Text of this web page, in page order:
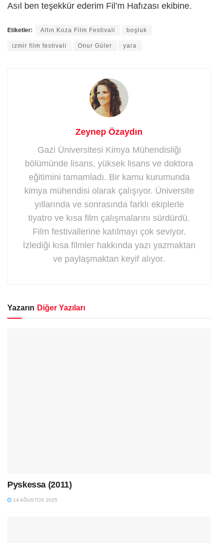
Asıl ben teşekkür ederim Fil’m Hafızası ekibine.
Etiketler: Altın Koza Film Festivali boşluk
izmir film festivali Onur Güler yara
Zeynep Özaydın
Gazi Üniversitesi Kimya Mühendisliği
bölümünde lisans, yüksek lisans ve doktora
eğitimini tamamladı. Bir kamu kurumunda
kimya mühendisi olarak çalışıyor. Üniversite
yıllarında ve sonrasında farklı ekiplerle
tiyatro ve kısa film çalışmalarını sürdürdü.
Film festivallerine katılmayı çok seviyor.
İzlediği kısa filmler hakkında yazı yazmaktan
ve paylaşmaktan keyif alıyor.
Yazarın Diğer Yazıları
Pyskessa (2011)
14 AĞUSTOS 2025